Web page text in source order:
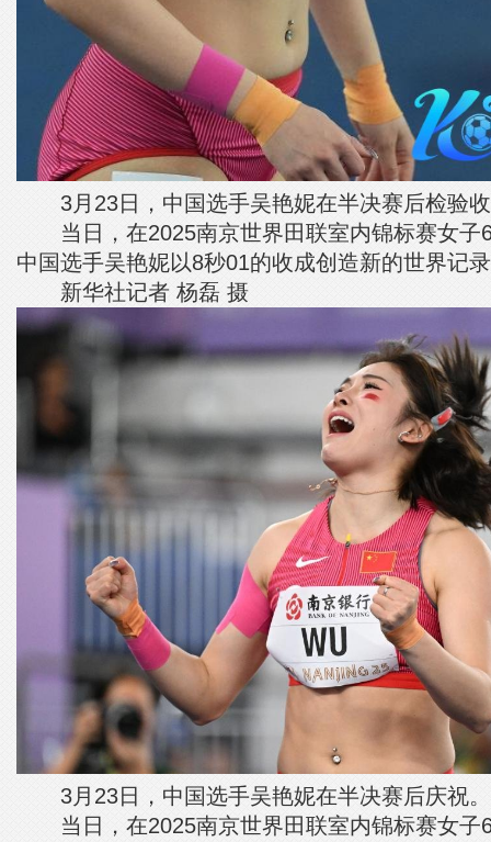
3月23日，中国选手吴艳妮在半决赛后检验
当日，在2025南京世界田联室内锦标赛女子
中国选手吴艳妮以8秒01的收成创造新的世界记
新华社记者 杨磊 摄
3月23日，中国选手吴艳妮在半决赛后庆祝。
当日，在2025南京世界田联室内锦标赛女子